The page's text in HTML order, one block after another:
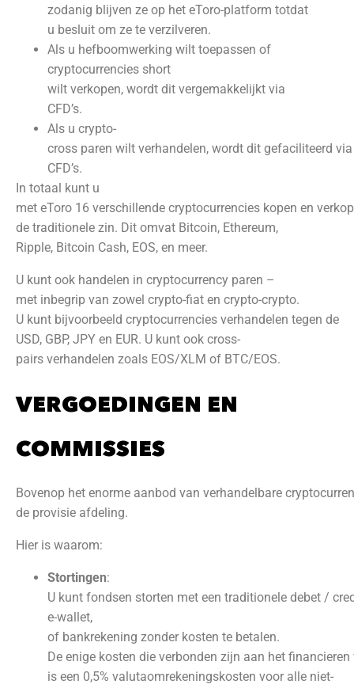
zodanig blijven ze op het eToro-platform totdat
u besluit om ze te verzilveren.
Als u hefboomwerking wilt toepassen of
cryptocurrencies short
wilt verkopen, wordt dit vergemakkelijkt via
CFD’s.
Als u crypto-
cross paren wilt verhandelen, wordt dit gefaciliteerd via
CFD’s.
In totaal kunt u
met eToro 16 verschillende cryptocurrencies kopen en
de traditionele zin. Dit omvat Bitcoin, Ethereum,
Ripple, Bitcoin Cash, EOS, en meer.
U kunt ook handelen in cryptocurrency paren –
met inbegrip van zowel crypto-fiat en crypto-crypto.
U kunt bijvoorbeeld cryptocurrencies verhandelen tegen de
USD, GBP, JPY en EUR. U kunt ook cross-
pairs verhandelen zoals EOS/XLM of BTC/EOS.
VERGOEDINGEN EN
COMMISSIES
Bovenop het enorme aanbod van verhandelbare
de provisie afdeling.
Hier is waarom:
Stortingen:
U kunt fondsen storten met een traditionele debet /
e-wallet,
of bankrekening zonder kosten te betalen.
De enige kosten die verbonden zijn aan het
is een 0,5% valutaomrekeningskosten voor alle niet-